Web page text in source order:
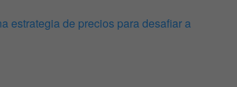
estrategia de precios para desafiar a